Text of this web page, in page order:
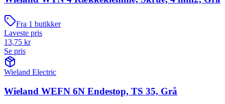
Fra 1 butikker
Laveste pris
13,75 kr
Se pris
Wieland Electric
Wieland WEFN 6N Endestop, TS 35, Grå